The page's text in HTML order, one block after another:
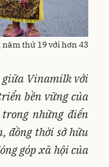
thứ 19 với hơn 43
giữa Vinamilk với
bền vững của
những điển
đồng thời sở hữu
góp xã hội của